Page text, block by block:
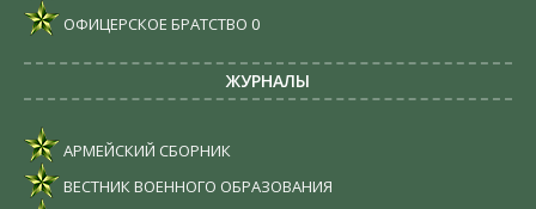
ОФИЦЕРСКОЕ БРАТСТВО 0
ЖУРНАЛЫ
АРМЕЙСКИЙ СБОРНИК
ВЕСТНИК ВОЕННОГО ОБРАЗОВАНИЯ